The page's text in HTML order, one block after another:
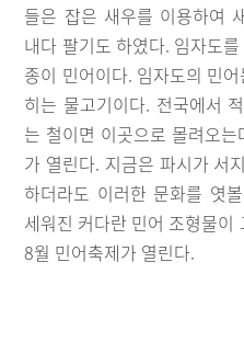
들은 잡은 새우를 이용하여
내다 팔기도 하였다. 임자도
종이 민어이다. 임자도의 민
히는 물고기이다. 전국에서
는 철이면 이곳으로 몰려오
가 열린다. 지금은 파시가 서
하더라도 이러한 문화를 엿
세워진 커다란 민어 조형물이
8월 민어축제가 열린다.